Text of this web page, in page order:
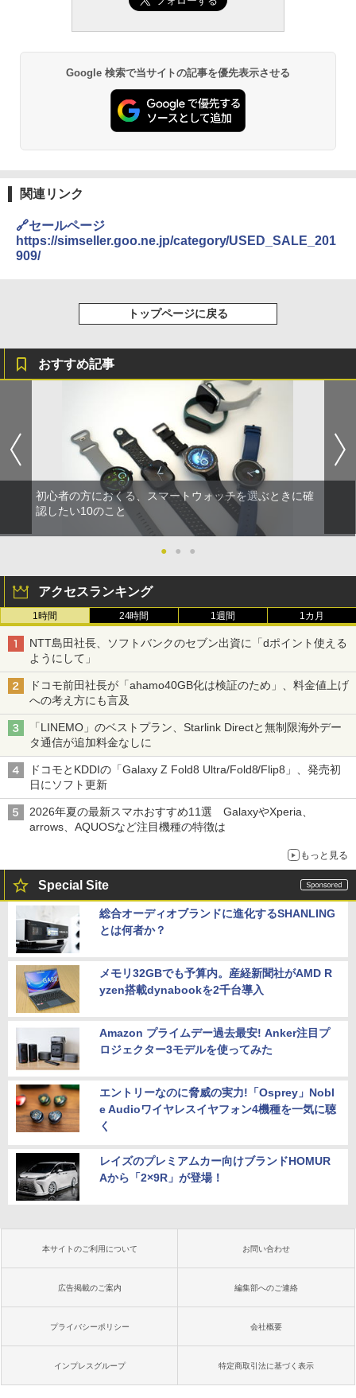
Google 検索で当サイトの記事を優先表示させる
関連リンク
🔗セールページ
https://simseller.goo.ne.jp/category/USED_SALE_201
909/
トップページに戻る
おすすめ記事
初心者の方におくる、スマートウォッチを選ぶときに確
認したい10のこと
● ● ●
アクセスランキング
1時間 24時間 1週間 1カ月
NTT島田社長、ソフトバンクのセブン出資に「dポイント使える
ようにして」
ドコモ前田社長が「ahamo40GB化は検証のため」、料金値上げ
への考え方にも言及
「LINEMO」のベストプラン、Starlink Directと無制限海外デー
タ通信が追加料金なしに
ドコモとKDDIの「Galaxy Z Fold8 Ultra/Fold8/Flip8」、発売初
日にソフト更新
2026年夏の最新スマホおすすめ11選 GalaxyやXperia、
arrows、AQUOSなど注目機種の特徴は
もっと見る
Special Site
総合オーディオブランドに進化するSHANLING
とは何者か？
メモリ32GBでも予算内。産経新聞社がAMD R
yzen搭載dynabookを2千台導入
Amazon プライムデー過去最安! Anker注目プ
ロジェクター3モデルを使ってみた
エントリーなのに脅威の実力!「Osprey」Nobl
e Audioワイヤレスイヤフォン4機種を一気に聴
く
レイズのプレミアムカー向けブランドHOMUR
Aから「2×9R」が登場！
本サイトのご利用について お問い合わせ
広告掲載のご案内 編集部へのご連絡
プライバシーポリシー 会社概要
インプレスグループ 特定商取引法に基づく表示